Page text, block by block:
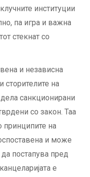
институции
па игра и важна
стекнат со
и независна
сторителите на
санкционирани
со закон. Таа
принципите на
и може
постапува пред
е